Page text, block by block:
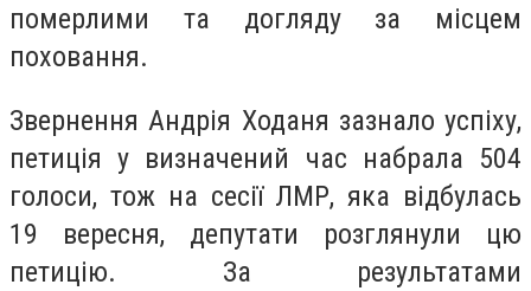
померлими та догляду за місцем
поховання.
Звернення Андрія Ходаня зазнало успіху,
петиція у визначений час набрала 504
голоси, тож на сесії ЛМР, яка відбулась
19 вересня, депутати розглянули цю
петицію. За результатами